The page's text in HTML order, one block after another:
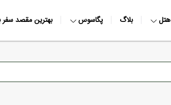
هتل بلاگ پگاسوس بهترین مقصد سفر